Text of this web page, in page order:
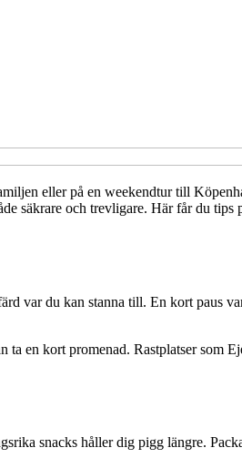
eller på en weekendtur till
säkrare och trevligare. Här får du tips
var du kan stanna till. En kort paus
ta en kort promenad. Rastplatser som
snacks håller dig pigg längre.